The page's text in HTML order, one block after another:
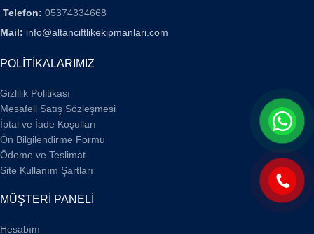
Telefon: 05374334668
Mail: info@altanciftlikekipmanlari.com
POLİTİKALARIMIZ
Gizlilik Politikası
Mesafeli Satış Sözleşmesi
İptal ve İade Koşulları
Ön Bilgilendirme Formu
Ödeme ve Teslimat
Site Kullanım Şartları
MÜŞTERİ PANELİ
Hesabım